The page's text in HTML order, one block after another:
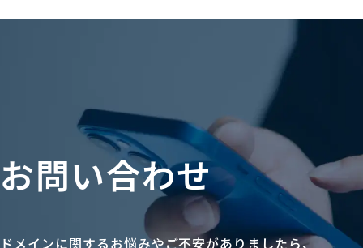
お問い合わせ
ドメインに関するお悩みやご不安がありましたら、